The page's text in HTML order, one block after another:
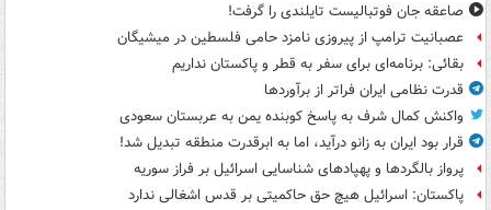
صاعقه جان فوتبالیست تایلندی را گرفت!
عصبانیت ترامپ از پیروزی نامزد حامی فلسطین در میشیگان
بقائی: برنامه‌ای برای سفر به قطر و پاکستان نداریم
قدرت نظامی ایران فراتر از برآوردها
واکنش کمال شرف به پاسخ کوبنده یمن به عربستان سعودی
قرار بود ایران به زانو درآید، اما به ابرقدرت منطقه تبدیل شد!
پرواز بالگردها و پهپادهای شناسایی اسرائیل بر فراز سوریه
پاکستان: اسرائیل هیچ حق حاکمیتی بر قدس اشغالی ندارد